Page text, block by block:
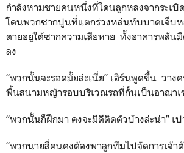
กำลังหามชายคนหนึ่งที่โดนลูกหลงจากระเบิ
โดนพวกซากปูนที่แตกร่วงหล่นทับบาดเจ็บ
ตายอยู่ใต้ซากความเสียหาย ทั้งอาคารพลัน
ลง
“พวกนั้นจะรอดมั้ยล่ะเนี่ย” เอิร์นพูดขึ้น วาง
พื้นสนามหญ้ารอบบริเวณรถที่กั้นเป็นอาณาเ
“พวกนั้นก็ฝึกมา คงจะมีดีติดตัวบ้างล่ะน่า” เ
“พวกนายสี่คนคงต้องพาลูกทีมไปจัดการเจ้า